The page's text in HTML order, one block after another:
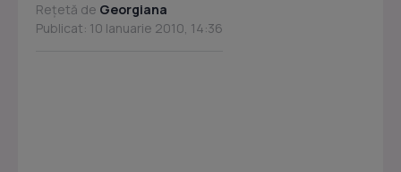
Rețetă de Georgiana
Publicat: 10 Ianuarie 2010, 14:36